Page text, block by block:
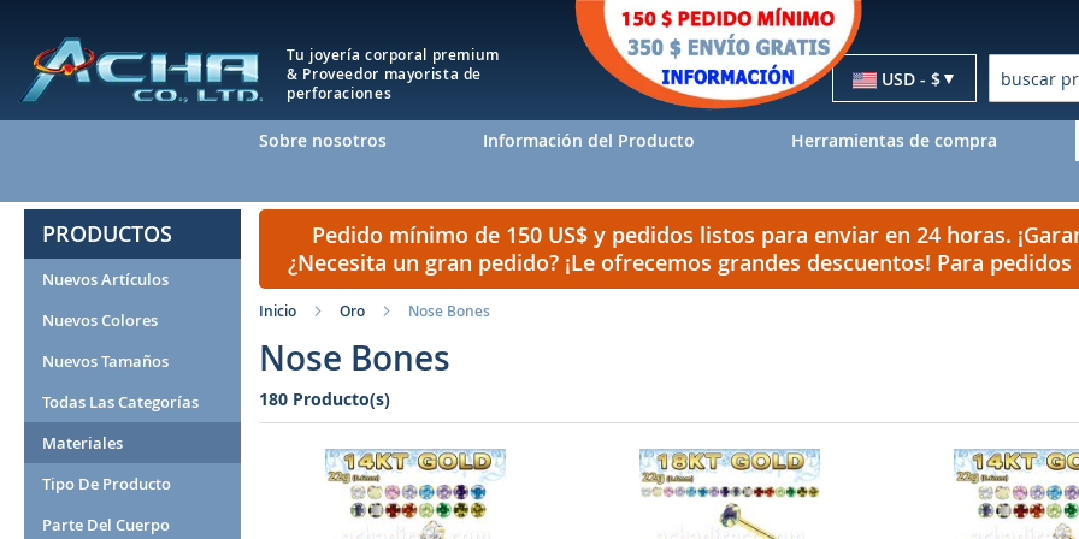
Tu joyería corporal premium
& Proveedor mayorista de
perforaciones
Moneda
USD - $
Buscar
Sobre nosotros Información del Producto Herramientas de compra
Pedido mínimo de 150 US$ y pedidos listos para enviar en 24 horas.
¿Necesita un gran pedido? ¡Le ofrecemos grandes descuentos! Para
Inicio Oro Nose Bones
Nose Bones
180 Producto(s)
PRODUCTOS
Nuevos Artículos
Nuevos Colores
Nuevos Tamaños
Todas Las Categorías
Materiales
Tipo De Producto
Parte Del Cuerpo